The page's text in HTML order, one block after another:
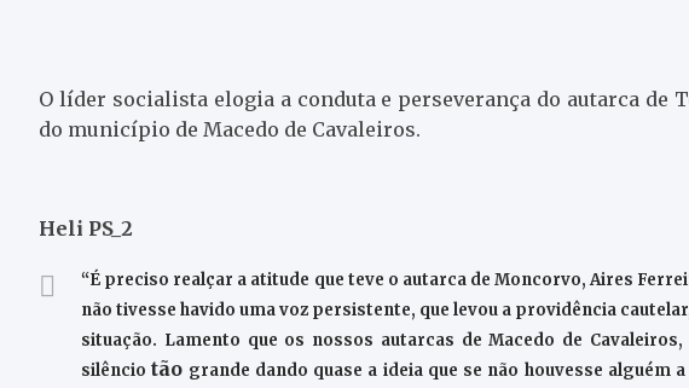
O líder socialista elogia a conduta e perseverança do autarca de
do município de Macedo de Cavaleiros.
Heli PS_2
“É preciso realçar a atitude que teve o autarca de Moncorvo, Aires
não tivesse havido uma voz persistente, que levou a providência
situação. Lamento que os nossos autarcas de Macedo de
silênciotão grande dando quase a ideia que se não houvesse alguém